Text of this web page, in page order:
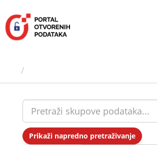
sadržaj
Prikaži napredno pretraživanje